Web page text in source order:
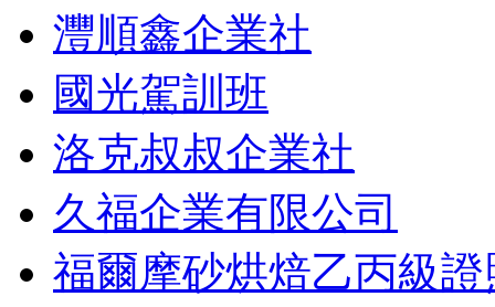
灃順鑫企業社
國光駕訓班
洛克叔叔企業社
久福企業有限公司
福爾摩砂烘焙乙丙級